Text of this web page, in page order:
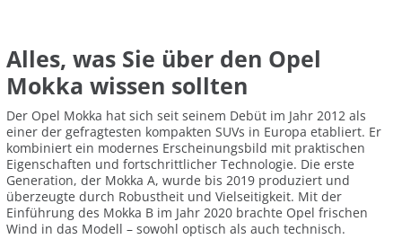
Alles, was Sie über den Opel
Mokka wissen sollten
Der Opel Mokka hat sich seit seinem Debüt im Jahr 2012 als
einer der gefragtesten kompakten SUVs in Europa etabliert. Er
kombiniert ein modernes Erscheinungsbild mit praktischen
Eigenschaften und fortschrittlicher Technologie. Die erste
Generation, der Mokka A, wurde bis 2019 produziert und
überzeugte durch Robustheit und Vielseitigkeit. Mit der
Einführung des Mokka B im Jahr 2020 brachte Opel frischen
Wind in das Modell – sowohl optisch als auch technisch.